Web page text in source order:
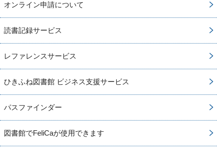
オンライン申請について
読書記録サービス
レファレンスサービス
ひきふね図書館 ビジネス支援サービス
パスファインダー
図書館でFeliCaが使用できます